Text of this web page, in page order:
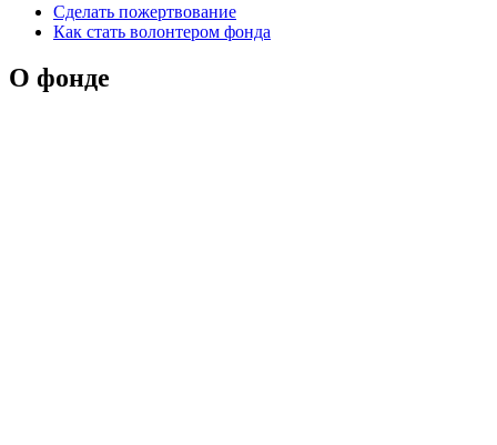
Сделать пожертвование
Как стать волонтером фонда
О фонде